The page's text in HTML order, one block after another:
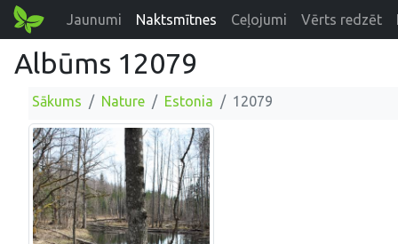
Jaunumi Naktsmītnes Ceļojumi Vērts redzēt
Albūms 12079
Sākums Nature Estonia 12079